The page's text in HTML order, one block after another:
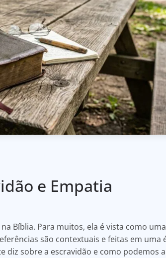
e Empatia
Bíblia. Para muitos, ela é vista como
são contextuais e feitas em uma
diz sobre a escravidão e como podemos